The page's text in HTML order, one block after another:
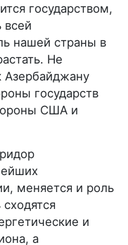
государством,
всей
нашей страны в
Не
Азербайджану
государств
США и
меняется и роль
и
а